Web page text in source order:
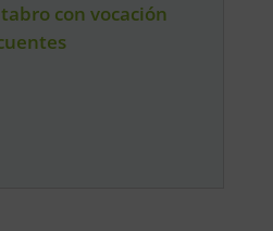
con vocación